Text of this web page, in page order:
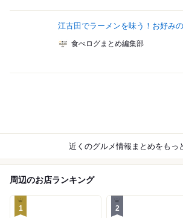
江古田でラーメンを味う！お好み
食べログまとめ編集部
近くのグルメ情報まとめをもっ
周辺のお店ランキング
1 2